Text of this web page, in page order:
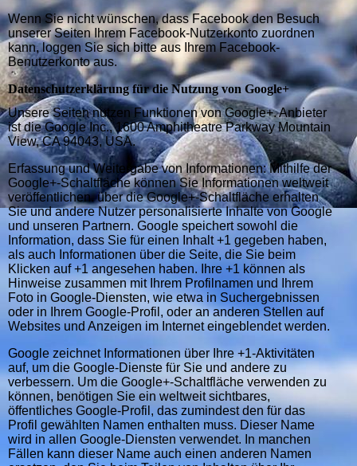
Wenn Sie nicht wünschen, dass Facebook den Besuch
unserer Seiten Ihrem Facebook-Nutzerkonto zuordnen
kann, loggen Sie sich bitte aus Ihrem Facebook-
Benutzerkonto aus.
Datenschutzerklärung für die Nutzung von Google+
Unsere Seiten nutzen Funktionen von Google+. Anbieter
ist die Google Inc., 1600 Amphitheatre Parkway Mountain
View, CA 94043, USA.
Erfassung und Weitergabe von Informationen: Mithilfe der
Google+-Schaltfläche können Sie Informationen weltweit
veröffentlichen. über die Google+-Schaltfläche erhalten
Sie und andere Nutzer personalisierte Inhalte von Google
und unseren Partnern. Google speichert sowohl die
Information, dass Sie für einen Inhalt +1 gegeben haben,
als auch Informationen über die Seite, die Sie beim
Klicken auf +1 angesehen haben. Ihre +1 können als
Hinweise zusammen mit Ihrem Profilnamen und Ihrem
Foto in Google-Diensten, wie etwa in Suchergebnissen
oder in Ihrem Google-Profil, oder an anderen Stellen auf
Websites und Anzeigen im Internet eingeblendet werden.
Google zeichnet Informationen über Ihre +1-Aktivitäten
auf, um die Google-Dienste für Sie und andere zu
verbessern. Um die Google+-Schaltfläche verwenden zu
können, benötigen Sie ein weltweit sichtbares,
öffentliches Google-Profil, das zumindest den für das
Profil gewählten Namen enthalten muss. Dieser Name
wird in allen Google-Diensten verwendet. In manchen
Fällen kann dieser Name auch einen anderen Namen